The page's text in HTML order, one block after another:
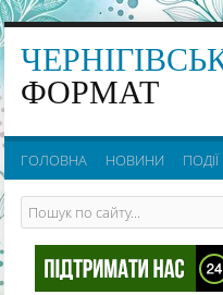
ФОРМАТ
ГОЛОВНА НОВИНИ ПОДІЇ